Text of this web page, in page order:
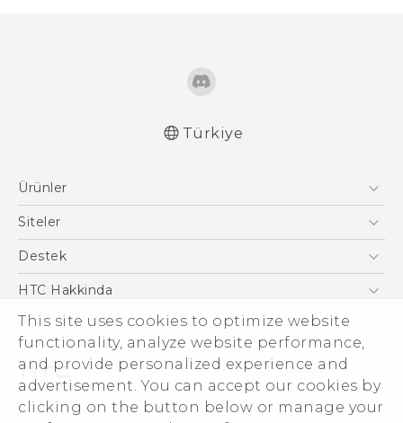
This site uses cookies to optimize website
functionality, analyze website performance,
and provide personalized experience and
advertisement. You can accept our cookies by
clicking on the button below or manage your
Türkiye
Ürünler
Akıllı Telefonlar
VIVE
Siteler
HTC Dev
Destek
Destek Merkezi
HTC Hakkinda
ESG
Yatırımcı (İNGİLİZCE)
Gizlilik Politikası
Ürün Güvenliği